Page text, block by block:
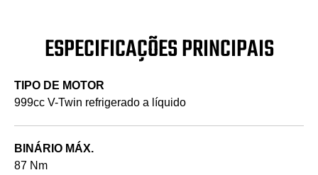
ESPECIFICAÇÕES PRINCIPAIS
TIPO DE MOTOR
999cc V-Twin refrigerado a líquido
BINÁRIO MÁX.
87 Nm